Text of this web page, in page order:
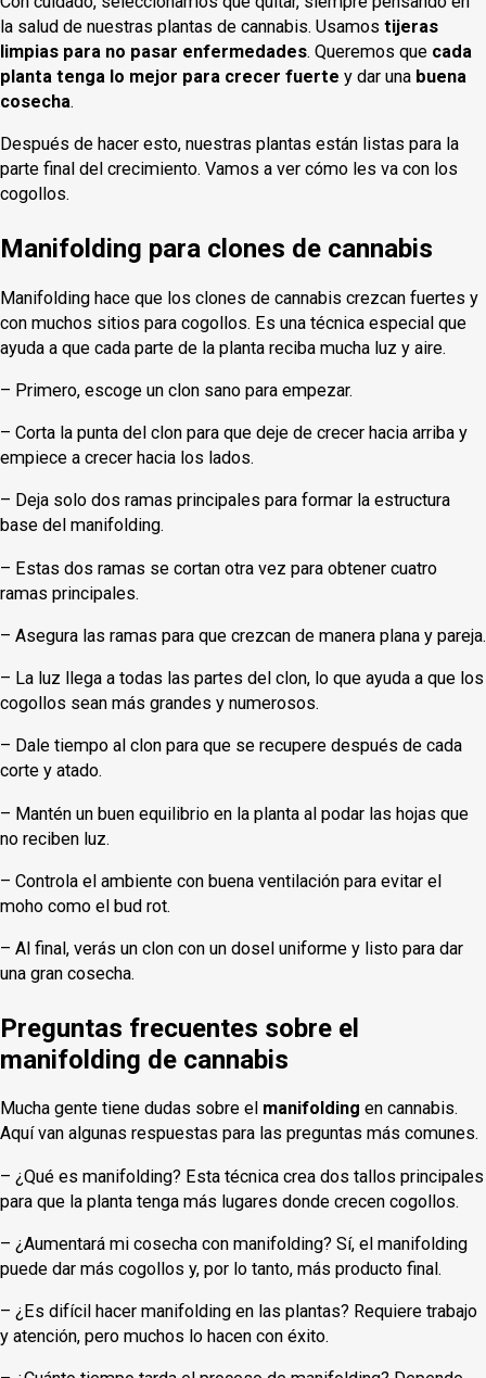
la salud de nuestras plantas de cannabis. Usamos tijeras
limpias para no pasar enfermedades. Queremos que cada
planta tenga lo mejor para crecer fuerte y dar una buena
cosecha.
Después de hacer esto, nuestras plantas están listas para la
parte final del crecimiento. Vamos a ver cómo les va con los
cogollos.
Manifolding para clones de cannabis
Manifolding hace que los clones de cannabis crezcan fuertes y
con muchos sitios para cogollos. Es una técnica especial que
ayuda a que cada parte de la planta reciba mucha luz y aire.
– Primero, escoge un clon sano para empezar.
– Corta la punta del clon para que deje de crecer hacia arriba y
empiece a crecer hacia los lados.
– Deja solo dos ramas principales para formar la estructura
base del manifolding.
– Estas dos ramas se cortan otra vez para obtener cuatro
ramas principales.
– Asegura las ramas para que crezcan de manera plana y pareja.
– La luz llega a todas las partes del clon, lo que ayuda a que los
cogollos sean más grandes y numerosos.
– Dale tiempo al clon para que se recupere después de cada
corte y atado.
– Mantén un buen equilibrio en la planta al podar las hojas que
no reciben luz.
– Controla el ambiente con buena ventilación para evitar el
moho como el bud rot.
– Al final, verás un clon con un dosel uniforme y listo para dar
una gran cosecha.
Preguntas frecuentes sobre el
manifolding de cannabis
Mucha gente tiene dudas sobre el manifolding en cannabis.
Aquí van algunas respuestas para las preguntas más comunes.
– ¿Qué es manifolding? Esta técnica crea dos tallos principales
para que la planta tenga más lugares donde crecen cogollos.
– ¿Aumentará mi cosecha con manifolding? Sí, el manifolding
puede dar más cogollos y, por lo tanto, más producto final.
– ¿Es difícil hacer manifolding en las plantas? Requiere trabajo
y atención, pero muchos lo hacen con éxito.